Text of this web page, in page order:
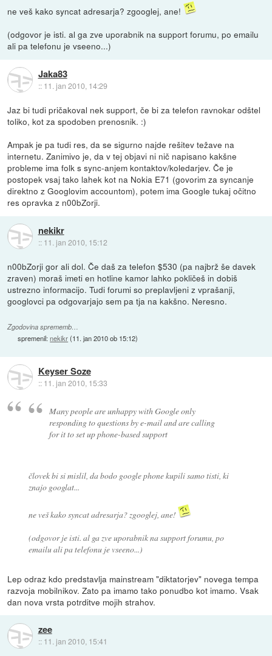
ne veš kako syncat adresarja? zgooglej, ane!
(odgovor je isti. al ga zve uporabnik na support forumu, po emailu
ali pa telefonu je vseeno...)
Jaka83
:: 11. jan 2010, 14:29
Jaz bi tudi pričakoval nek support, če bi za telefon ravnokar odštel
toliko, kot za spodoben prenosnik. :)
Ampak je pa tudi res, da se sigurno najde rešitev težave na
internetu. Zanimivo je, da v tej objavi ni nič napisano kakšne
probleme ima folk s sync-anjem kontaktov/koledarjev. Če je
postopek vsaj tako lahek kot na Nokia E71 (govorim za syncanje
direktno z Googlovim accountom), potem ima Google tukaj očitno
res opravka z n00bZorji.
nekikr
:: 11. jan 2010, 15:12
n00bZorji gor ali dol. Če daš za telefon $530 (pa najbrž še davek
zraven) moraš imeti en hotline kamor lahko pokličeš in dobiš
ustrezno informacijo. Tudi forumi so preplavljeni z vprašanji,
googlovci pa odgovarjajo sem pa tja na kakšno. Neresno.
Zgodovina sprememb…
spremenil:nekikr(11. jan 2010 ob 15:12)
Keyser Soze
:: 11. jan 2010, 15:33
Many people are unhappy with Google only
responding to questions by e-mail and are calling
for it to set up phone-based support
človek bi si mislil, da bodo google phone kupili samo tisti, ki
znajo googlat...
ne veš kako syncat adresarja? zgooglej, ane!
(odgovor je isti. al ga zve uporabnik na support forumu, po
emailu ali pa telefonu je vseeno...)
Lep odraz kdo predstavlja mainstream "diktatorjev" novega tempa
razvoja mobilnikov. Zato pa imamo tako ponudbo kot imamo. Vsak
dan nova vrsta potrditve mojih strahov.
zee
:: 11. jan 2010, 15:41